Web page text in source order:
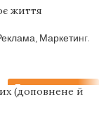
життя
, Маркетинг.
Передзамовлення
(доповнене й